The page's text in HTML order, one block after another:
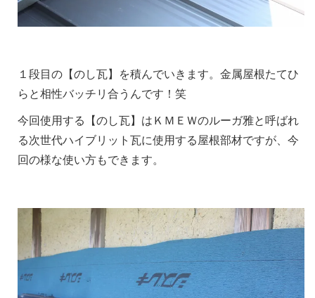
１段目の【のし瓦】を積んでいきます。金属屋根たてひ
らと相性バッチリ合うんです！笑
今回使用する【のし瓦】はＫＭＥＷのルーガ雅と呼ばれ
る次世代ハイブリット瓦に使用する屋根部材ですが、今
回の様な使い方もできます。